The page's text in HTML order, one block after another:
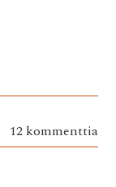
12 kommenttia